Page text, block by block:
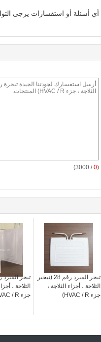
أي أسئلة أو استفسارات يرجى
(
0
/ 3000)
الثلاجة ،
جزء HVAC / R)
تبخر المبرد رقم 28 (تبخير
الثلاجة ، أجزاء الثلاجة ،
جزء HVAC / R)